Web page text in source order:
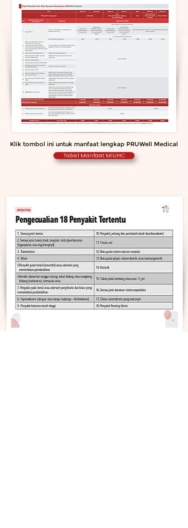
Klik tombol ini untuk manfaat lengkap PRUWell Medical
Tabel Manfaat MiUHC